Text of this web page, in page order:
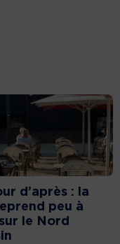
d’après : la
peu à
le Nord